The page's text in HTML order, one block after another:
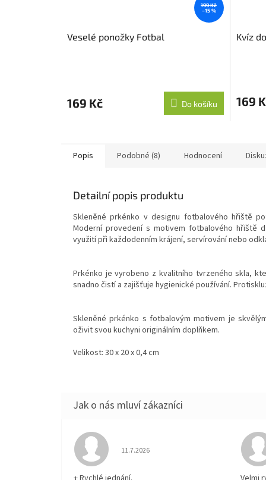
199 Kč
–15 %
Veselé ponožky Fotbal
169 Kč Do košíku
Kvíz
169
Popis Podobné (8) Hodnocení
Detailní popis produktu
Skleněné prkénko v designu fotbalového hřiště
Moderní provedení s motivem fotbalového hřiště
využití při každodenním krájení, servírování nebo
Prkénko je vyrobeno z kvalitního tvrzeného skla,
snadno čistí a zajišťuje hygienické používání.
Skleněné prkénko s fotbalovým motivem je
oživit svou kuchyni originálním doplňkem.
Velikost: 30 x 20 x 0,4 cm
Hodnocení obchodu je 5 z 5 hvězdiček.
11.7.2026